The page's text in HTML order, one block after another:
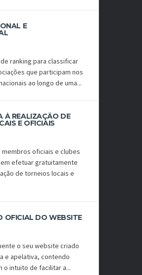
E
ranking para classificar
que participam nos
ao longo de uma...
À REALIZAÇÃO DE
E OFICIAIS
oficiais e clubes
efetuar gratuitamente
de torneios locais e
OFICIAL DO WEBSITE
o seu website criado
e apelativa, contendo
o intuito de facilitar a...